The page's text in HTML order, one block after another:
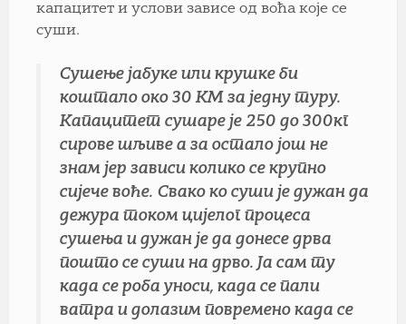
капацитет и услови зависе од воћа које се
суши.
Сушење јабуке или крушке би
коштало око 30 КМ за једну туру.
Капацитет сушаре је250 до 300кг
сирове шљиве а за остало још не
знам јер зависи колико се крупно
сијече воће. Свако ко суши је дужан да
дежура током цијелог процеса
сушења и дужан је да донесе дрва
пошто се суши на дрво. Ја сам ту
када се роба уноси, када се пали
ватра и долазим повремено када се